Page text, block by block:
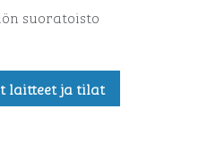
suoratoisto
laitteet ja tilat